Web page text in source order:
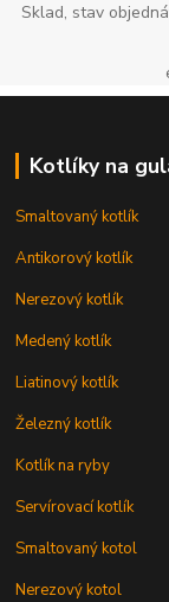
Sklad, stav
Kotlíky na
Smaltovaný kotlík
Antikorový kotlík
Nerezový kotlík
Medený kotlík
Liatinový kotlík
Železný kotlík
Kotlík na ryby
Servírovací kotlík
Smaltovaný kotol
Nerezový kotol